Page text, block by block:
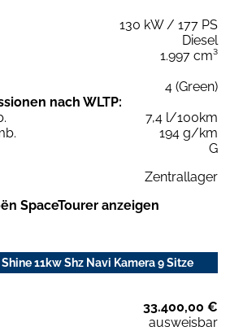
130 kW / 177 PS
Diesel
1.997 cm³
4 (Green)
nach WLTP:
7,4 l/100km
194 g/km
G
Zentrallager
SpaceTourer anzeigen
11kw Shz Navi Kamera 9 Sitze
33.400,00 €
ausweisbar